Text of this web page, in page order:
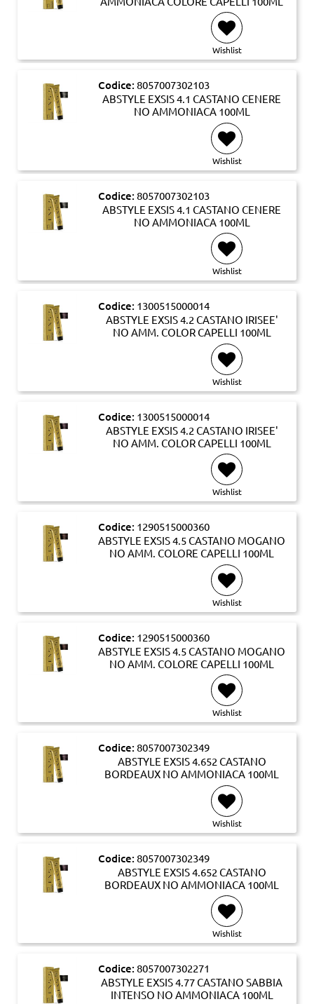
Wishlist
Codice: 8057007302103
ABSTYLE EXSIS 4.1 CASTANO CENERE
NO AMMONIACA 100ML
Wishlist
Codice: 8057007302103
ABSTYLE EXSIS 4.1 CASTANO CENERE
NO AMMONIACA 100ML
Wishlist
Codice: 1300515000014
ABSTYLE EXSIS 4.2 CASTANO IRISEE'
NO AMM. COLOR CAPELLI 100ML
Wishlist
Codice: 1300515000014
ABSTYLE EXSIS 4.2 CASTANO IRISEE'
NO AMM. COLOR CAPELLI 100ML
Wishlist
Codice: 1290515000360
ABSTYLE EXSIS 4.5 CASTANO MOGANO
NO AMM. COLORE CAPELLI 100ML
Wishlist
Codice: 1290515000360
ABSTYLE EXSIS 4.5 CASTANO MOGANO
NO AMM. COLORE CAPELLI 100ML
Wishlist
Codice: 8057007302349
ABSTYLE EXSIS 4.652 CASTANO
BORDEAUX NO AMMONIACA 100ML
Wishlist
Codice: 8057007302349
ABSTYLE EXSIS 4.652 CASTANO
BORDEAUX NO AMMONIACA 100ML
Wishlist
Codice: 8057007302271
ABSTYLE EXSIS 4.77 CASTANO SABBIA
INTENSO NO AMMONIACA 100ML